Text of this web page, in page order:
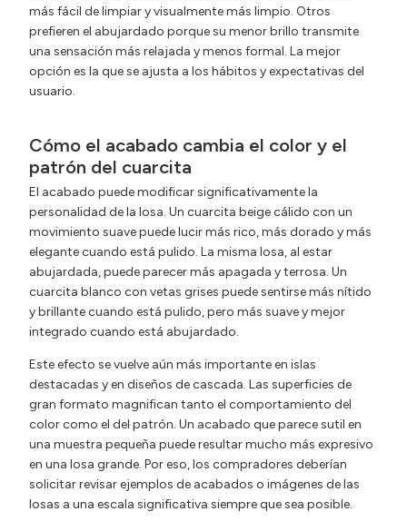
más fácil de limpiar y visualmente más limpio. Otros
prefieren el abujardado porque su menor brillo transmite
una sensación más relajada y menos formal. La mejor
opción es la que se ajusta a los hábitos y expectativas del
usuario.
Cómo el acabado cambia el color y el
patrón del cuarcita
El acabado puede modificar significativamente la
personalidad de la losa. Un cuarcita beige cálido con un
movimiento suave puede lucir más rico, más dorado y más
elegante cuando está pulido. La misma losa, al estar
abujardada, puede parecer más apagada y terrosa. Un
cuarcita blanco con vetas grises puede sentirse más nítido
y brillante cuando está pulido, pero más suave y mejor
integrado cuando está abujardado.
Este efecto se vuelve aún más importante en islas
destacadas y en diseños de cascada. Las superficies de
gran formato magnifican tanto el comportamiento del
color como el del patrón. Un acabado que parece sutil en
una muestra pequeña puede resultar mucho más expresivo
en una losa grande. Por eso, los compradores deberían
solicitar revisar ejemplos de acabados o imágenes de las
losas a una escala significativa siempre que sea posible.